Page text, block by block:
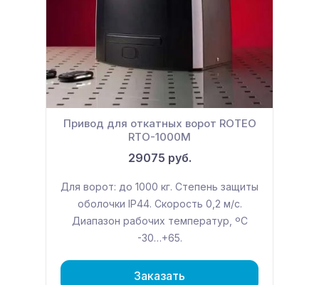
Привод для откатных ворот ROTEO
RTО-1000M
29075 руб.
Для ворот: до 1000 кг. Степень защиты
оболочки IP44. Скорость 0,2 м/с.
Диапазон рабочих температур, ºС
-30…+65.
Заказать